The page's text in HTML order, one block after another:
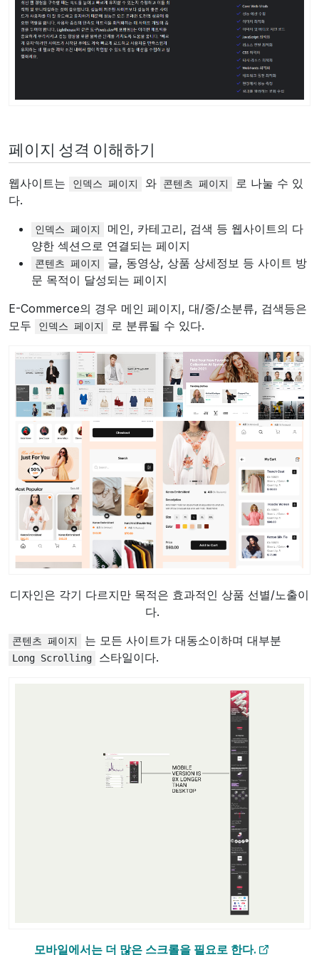
페이지 성격 이해하기
웹사이트는 인덱스 페이지 와 콘텐츠 페이지
로 나눌 수 있
다.
인덱스 페이지
메인, 카테고리, 검색 등 웹사이트의 다
양한 섹션으로 연결되는 페이지
콘텐츠 페이지
글, 동영상, 상품 상세정보 등 사이트 방
문 목적이 달성되는 페이지
E-Commerce의 경우 메인 페이지, 대/중/소분류, 검색등은
모두
인덱스 페이지 로 분류될 수 있다.
디자인은 각기 다르지만 목적은 효과적인 상품 선별/노출이
다.
콘텐츠 페이지 는 모든 사이트가 대동소이하며 대부분
Long Scrolling 스타일이다.
모바일에서는 더 많은 스크롤을 필요로 한다.